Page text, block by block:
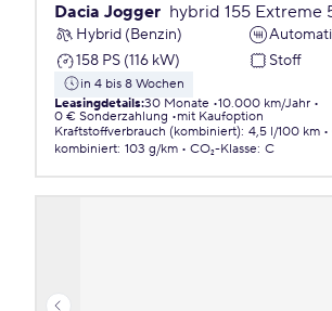
Dacia Jogger hybrid 155 Extreme
Hybrid (Benzin)
158 PS (116 kW)
Stoff
in 4 bis 8 Wochen
Leasingdetails:30 Monate 10.000 km/Jahr
0 € Sonderzahlung
mit Kaufoption
Kraftstoffverbrauch (kombiniert): 4,5 l/100 km
kombiniert: 103 g/km CO₂-Klasse: C